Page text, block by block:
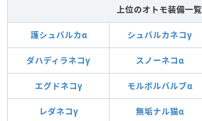
上位のオトモ装備一覧
護シュバルカα シュバルカネコγ
ダハディラネコγ スノーネコα
エグドネコγ モルボルバルブα
レダネコγ 無垢ナル猫α